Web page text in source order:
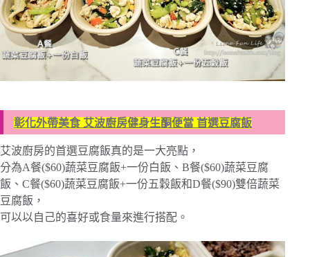
彰化外帶美食 艾波廚房健身生酮便當 首選豆腐飯
艾波廚房的首選豆腐飯真的是一大亮點，
分為A餐($60)蔬菜豆腐飯+一份白飯、B餐($60)蔬菜豆腐
飯、C餐($60)蔬菜豆腐飯+一份五穀飯和D餐($90)雙倍蔬菜
豆腐飯，
可以以自己的喜好或食量來進行搭配。